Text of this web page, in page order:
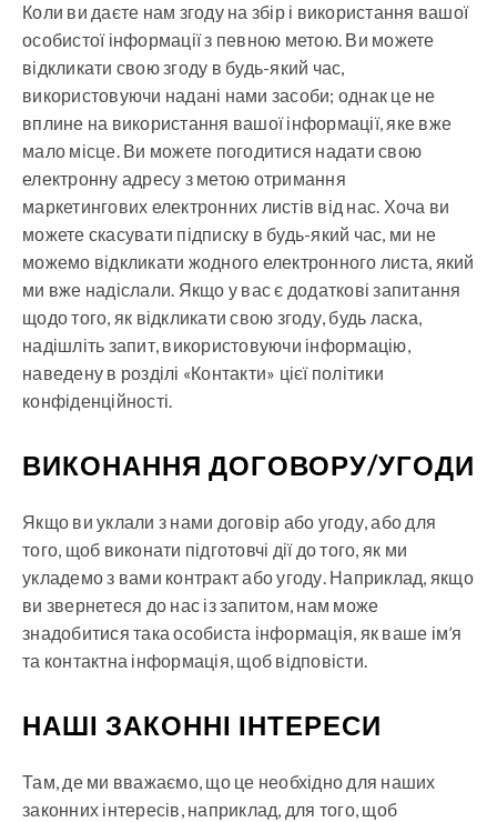
Коли ви даєте нам згоду на збір і використання вашої
особистої інформації з певною метою. Ви можете
відкликати свою згоду в будь-який час,
використовуючи надані нами засоби; однак це не
вплине на використання вашої інформації, яке вже
мало місце. Ви можете погодитися надати свою
електронну адресу з метою отримання
маркетингових електронних листів від нас. Хоча ви
можете скасувати підписку в будь-який час, ми не
можемо відкликати жодного електронного листа, який
ми вже надіслали. Якщо у вас є додаткові запитання
щодо того, як відкликати свою згоду, будь ласка,
надішліть запит, використовуючи інформацію,
наведену в розділі «Контакти» цієї політики
конфіденційності.
ВИКОНАННЯ ДОГОВОРУ/УГОДИ
Якщо ви уклали з нами договір або угоду, або для
того, щоб виконати підготовчі дії до того, як ми
укладемо з вами контракт або угоду. Наприклад, якщо
ви звернетеся до нас із запитом, нам може
знадобитися така особиста інформація, як ваше ім’я
та контактна інформація, щоб відповісти.
НАШІ ЗАКОННІ ІНТЕРЕСИ
Там, де ми вважаємо, що це необхідно для наших
законних інтересів, наприклад, для того, щоб